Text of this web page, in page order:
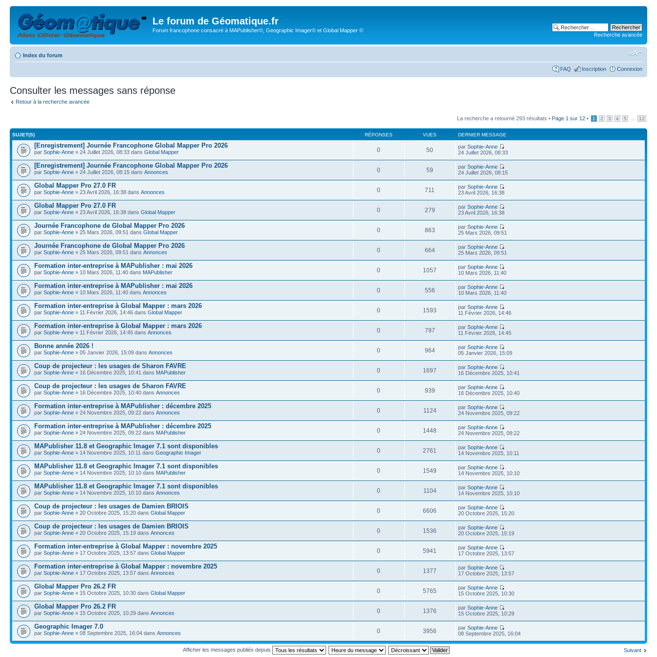
Le forum de Géomatique.fr
Forum francophone consacré à MAPublisher©, Geographic Imager© et Global Mapper ©
Recherche avancée
Index du forum
FAQ Inscription Connexion
Consulter les messages sans réponse
Retour à la recherche avancée
La recherche a retourné 293 résultats • Page 1 sur 12 • 1 2 3 4 5 12
SUJET(S) RÉPONSES VUES DERNIER MESSAGE
[Enregistrement] Journée Francophone Global Mapper Pro 2026
par Sophie-Anne » 24 Juillet 2026, 08:33 dans Global Mapper 0 50 parSophie-Anne
24 Juillet 2026, 08:33
[Enregistrement] Journée Francophone Global Mapper Pro 2026
par Sophie-Anne » 24 Juillet 2026, 08:15 dans Annonces 0 59 parSophie-Anne
24 Juillet 2026, 08:15
Global Mapper Pro 27.0 FR
par Sophie-Anne » 23 Avril 2026, 16:38 dans Annonces 0 711 parSophie-Anne
23 Avril 2026, 16:38
Global Mapper Pro 27.0 FR
par Sophie-Anne » 23 Avril 2026, 16:38 dans Global Mapper 0 279 parSophie-Anne
23 Avril 2026, 16:38
Journée Francophone de Global Mapper Pro 2026
par Sophie-Anne » 25 Mars 2026, 09:51 dans Global Mapper 0 863 parSophie-Anne
25 Mars 2026, 09:51
Journée Francophone de Global Mapper Pro 2026
par Sophie-Anne » 25 Mars 2026, 09:51 dans Annonces 0 664 parSophie-Anne
25 Mars 2026, 09:51
Formation inter-entreprise à MAPublisher : mai 2026
par Sophie-Anne » 10 Mars 2026, 11:40 dans MAPublisher 0 1057 parSophie-Anne
10 Mars 2026, 11:40
Formation inter-entreprise à MAPublisher : mai 2026
par Sophie-Anne » 10 Mars 2026, 11:40 dans Annonces 0 556 parSophie-Anne
10 Mars 2026, 11:40
Formation inter-entreprise à Global Mapper : mars 2026
par Sophie-Anne » 11 Février 2026, 14:46 dans Global Mapper 0 1593 parSophie-Anne
11 Février 2026, 14:46
Formation inter-entreprise à Global Mapper : mars 2026
par Sophie-Anne » 11 Février 2026, 14:45 dans Annonces 0 797 parSophie-Anne
11 Février 2026, 14:45
Bonne année 2026 !
par Sophie-Anne » 05 Janvier 2026, 15:09 dans Annonces 0 964 parSophie-Anne
05 Janvier 2026, 15:09
Coup de projecteur : les usages de Sharon FAVRE
par Sophie-Anne » 16 Décembre 2025, 10:41 dans MAPublisher 0 1697 parSophie-Anne
16 Décembre 2025, 10:41
Coup de projecteur : les usages de Sharon FAVRE
par Sophie-Anne » 16 Décembre 2025, 10:40 dans Annonces 0 939 parSophie-Anne
16 Décembre 2025, 10:40
Formation inter-entreprise à MAPublisher : décembre 2025
par Sophie-Anne » 24 Novembre 2025, 09:22 dans Annonces 0 1124 parSophie-Anne
24 Novembre 2025, 09:22
Formation inter-entreprise à MAPublisher : décembre 2025
par Sophie-Anne » 24 Novembre 2025, 09:22 dans MAPublisher 0 1448 parSophie-Anne
24 Novembre 2025, 09:22
MAPublisher 11.8 et Geographic Imager 7.1 sont disponibles
par Sophie-Anne » 14 Novembre 2025, 10:11 dans Geographic Imager 0 2761 parSophie-Anne
14 Novembre 2025, 10:11
MAPublisher 11.8 et Geographic Imager 7.1 sont disponibles
par Sophie-Anne » 14 Novembre 2025, 10:10 dans MAPublisher 0 1549 parSophie-Anne
14 Novembre 2025, 10:10
MAPublisher 11.8 et Geographic Imager 7.1 sont disponibles
par Sophie-Anne » 14 Novembre 2025, 10:10 dans Annonces 0 1104 parSophie-Anne
14 Novembre 2025, 10:10
Coup de projecteur : les usages de Damien BRIOIS
par Sophie-Anne » 20 Octobre 2025, 15:20 dans Global Mapper 0 6606 parSophie-Anne
20 Octobre 2025, 15:20
Coup de projecteur : les usages de Damien BRIOIS
par Sophie-Anne » 20 Octobre 2025, 15:19 dans Annonces 0 1536 parSophie-Anne
20 Octobre 2025, 15:19
Formation inter-entreprise à Global Mapper : novembre 2025
par Sophie-Anne » 17 Octobre 2025, 13:57 dans Global Mapper 0 5941 parSophie-Anne
17 Octobre 2025, 13:57
Formation inter-entreprise à Global Mapper : novembre 2025
par Sophie-Anne » 17 Octobre 2025, 13:57 dans Annonces 0 1377 parSophie-Anne
17 Octobre 2025, 13:57
Global Mapper Pro 26.2 FR
par Sophie-Anne » 15 Octobre 2025, 10:30 dans Global Mapper 0 5765 parSophie-Anne
15 Octobre 2025, 10:30
Global Mapper Pro 26.2 FR
par Sophie-Anne » 15 Octobre 2025, 10:29 dans Annonces 0 1376 parSophie-Anne
15 Octobre 2025, 10:29
Geographic Imager 7.0
par Sophie-Anne » 08 Septembre 2025, 16:04 dans Annonces 0 3956 parSophie-Anne
08 Septembre 2025, 16:04
Suivant
Afficher les messages publiés depuis